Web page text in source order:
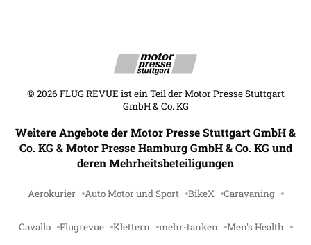
© 2026 FLUG REVUE ist ein Teil der Motor Presse Stuttgart
GmbH & Co. KG
Weitere Angebote der Motor Presse Stuttgart GmbH &
Co. KG & Motor Presse Hamburg GmbH & Co. KG und
deren Mehrheitsbeteiligungen
Aerokurier Auto Motor und Sport BikeX Caravaning
Cavallo Flugrevue Klettern mehr-tanken Men's Health